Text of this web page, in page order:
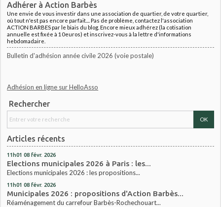
Adhérer à Action Barbès
Une envie de vous investir dans une association de quartier, de votre quartier,
où tout n'est pas encore parfait.... Pas de problème, contactez l'association
ACTION BARBES par le biais du blog. Encore mieux adhérez (la cotisation
annuelle est fixée à 10euros) et inscrivez-vous à la lettre d'informations
hebdomadaire.
Bulletin d'adhésion année civile 2026 (voie postale)
Adhésion en ligne sur HelloAsso
Rechercher
Articles récents
11h01 08 févr. 2026
Elections municipales 2026 à Paris : les...
Elections municipales 2026 : les propositions...
11h01 08 févr. 2026
Municipales 2026 : propositions d'Action Barbès...
Réaménagement du carrefour Barbès-Rochechouart...